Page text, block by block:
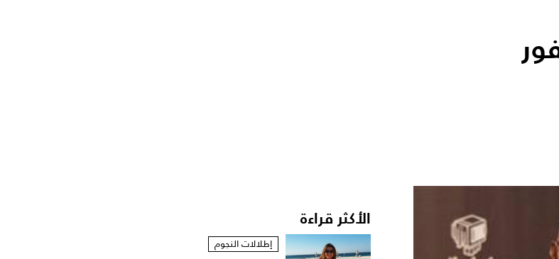
الأكثر قراءة
إطلالات النجوم